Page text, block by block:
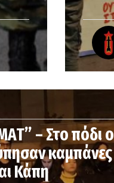
– Στο πόδι ο
καμπάνες
Κάπη